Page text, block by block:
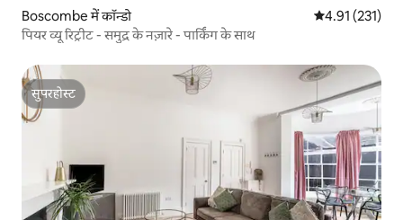
Boscombe में कॉन्डो औसत रेटिंग 5 में से
4.91 (231)
पियर व्यू रिट्रीट - समुद्र के नज़ारे - पार्किंग के साथ
सुपरहोस्ट
सुपरहोस्ट